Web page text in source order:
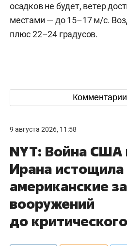
осадков не будет, ветер
местами — до 15–17 м/с.
плюс 22–24 градусов.
Комментарии
9 августа 2026, 11:58
NYT: Война США
Ирана истощила
американские
вооружений
до